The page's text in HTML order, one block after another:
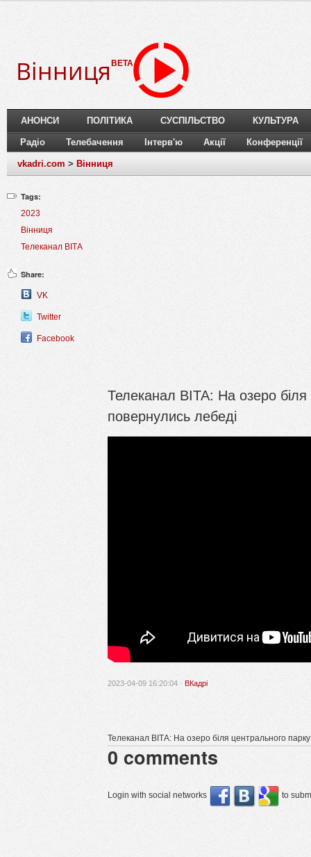
Вінниця BETA
АНОНСИ ПОЛІТИКА СУСПІЛЬСТВО КУЛЬТУРА
Радіо Телебачення Інтерв'ю Акції Конференції
vkadri.com > Вінниця
Tags:
2023
Вінниця
Телеканал ВІТА
Share:
VK
Twitter
Facebook
Телеканал ВІТА: На озеро біля
повернулись лебеді
2023-04-09 16:20:04 · ВКадрі
Телеканал ВІТА: На озеро біля центрального
0 comments
Login with social networks to